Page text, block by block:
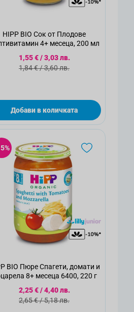
HIPP BIO Сок от Плодове
4+ месеца, 200 мл
Специална цена
1,55 €/3,03 лв.
Стандартна цена
1,84 €/3,60 лв.
Добави в количката
BIO Пюре Спагети, домати и
8+ месеца 6400, 220 г
Специална цена
2,25 €/4,40 лв.
Стандартна цена
2,65 €/5,18 лв.